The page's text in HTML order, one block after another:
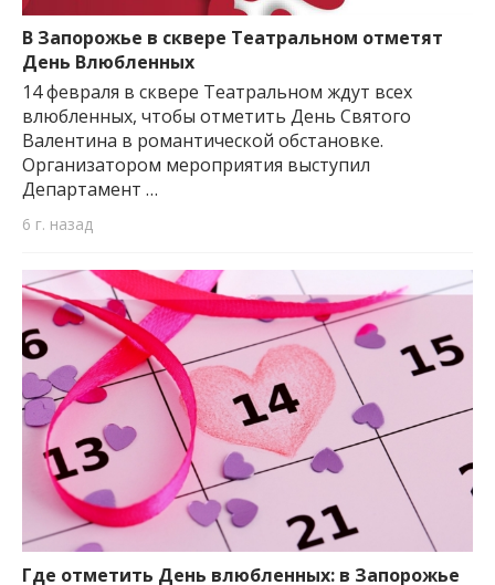
важную информацию о событиях
города Запорожья и области.
В Запорожье в сквере Театральном отметят
День Влюбленных
14 февраля в сквере Театральном ждут всех
влюбленных, чтобы отметить День Святого
Валентина в романтической обстановке.
Организатором мероприятия выступил
Департамент …
6 г. назад
Где отметить День влюбленных: в Запорожье